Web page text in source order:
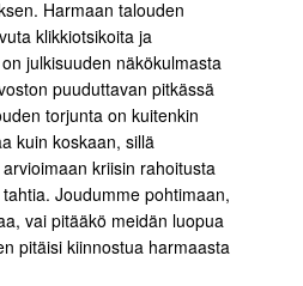
Harmaan talouden
klikkiotsikoita ja
julkisuuden näkökulmasta
puuduttavan pitkässä
torjunta on kuitenkin
kuin koskaan, sillä
kriisin rahoitusta
Joudumme pohtimaan,
vai pitääkö meidän luopua
pitäisi kiinnostua harmaasta